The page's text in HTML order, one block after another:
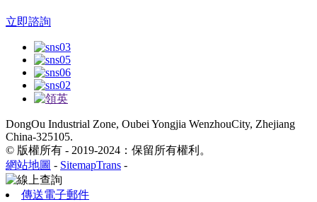
立即諮詢
DongOu Industrial Zone, Oubei Yongjia WenzhouCity, Zhejiang
China-325105.
© 版權所有 - 2019-2024：保留所有權利。
網站地圖 - SitemapTrans -
傳送電子郵件